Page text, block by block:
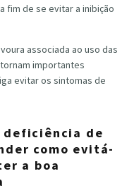
fim de se evitar a inibição
associada ao uso das
importantes
evitar os sintomas de
deficiência de
como evitá-
a boa